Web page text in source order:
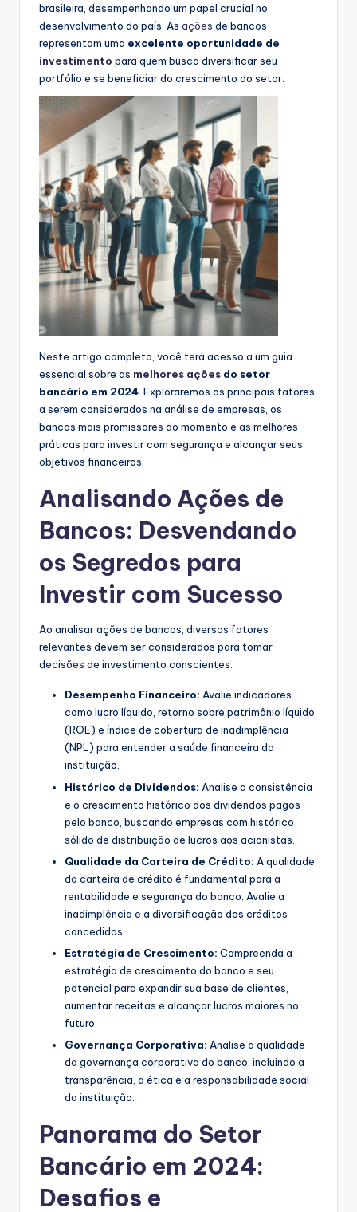
brasileira, desempenhando um papel crucial no
desenvolvimento do país. As ações de bancos
representam uma excelente oportunidade de
investimento para quem busca diversificar seu
portfólio e se beneficiar do crescimento do setor.
Neste artigo completo, você terá acesso a um guia
essencial sobre as melhores ações do setor
bancário em 2024. Exploraremos os principais fatores
a serem considerados na análise de empresas, os
bancos mais promissores do momento e as melhores
práticas para investir com segurança e alcançar seus
objetivos financeiros.
Analisando Ações de
Bancos: Desvendando
os Segredos para
Investir com Sucesso
Ao analisar ações de bancos, diversos fatores
relevantes devem ser considerados para tomar
decisões de investimento conscientes:
Desempenho Financeiro: Avalie indicadores
como lucro líquido, retorno sobre patrimônio líquido
(ROE) e índice de cobertura de inadimplência
(NPL) para entender a saúde financeira da
instituição.
Histórico de Dividendos: Analise a consistência
e o crescimento histórico dos dividendos pagos
pelo banco, buscando empresas com histórico
sólido de distribuição de lucros aos acionistas.
Qualidade da Carteira de Crédito: A qualidade
da carteira de crédito é fundamental para a
rentabilidade e segurança do banco. Avalie a
inadimplência e a diversificação dos créditos
concedidos.
Estratégia de Crescimento: Compreenda a
estratégia de crescimento do banco e seu
potencial para expandir sua base de clientes,
aumentar receitas e alcançar lucros maiores no
futuro.
Governança Corporativa: Analise a qualidade
da governança corporativa do banco, incluindo a
transparência, a ética e a responsabilidade social
da instituição.
Panorama do Setor
Bancário em 2024:
Desafios e